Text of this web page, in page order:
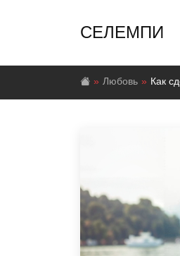
СЕЛЕМПИ
Любовь Как